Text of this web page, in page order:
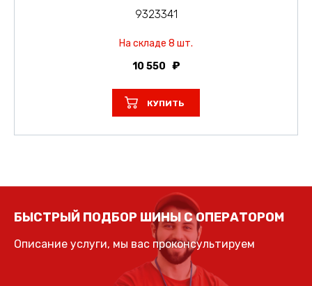
9323341
На складе 8 шт.
10 550
КУПИТЬ
БЫСТРЫЙ ПОДБОР ШИНЫ С ОПЕРАТОРОМ
Описание услуги, мы вас проконсультируем